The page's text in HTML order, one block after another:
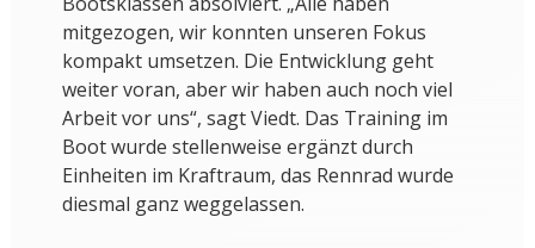
mitgezogen, wir konnten unseren Fokus
kompakt umsetzen. Die Entwicklung geht
weiter voran, aber wir haben auch noch viel
Arbeit vor uns“, sagt Viedt. Das Training im
Boot wurde stellenweise ergänzt durch
Einheiten im Kraftraum, das Rennrad wurde
diesmal ganz weggelassen.